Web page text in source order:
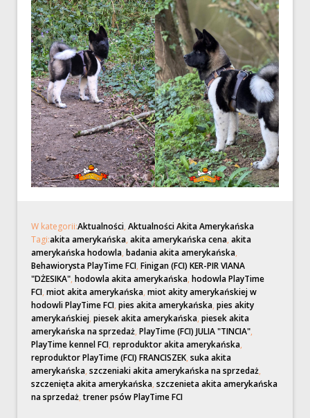
W kategorii:Aktualności,Aktualności Akita Amerykańska
Tagi:akita amerykańska,akita amerykańska cena,akita
amerykańska hodowla,badania akita amerykańska,
Behawiorysta PlayTime FCI,Finigan (FCI) KER-PIR VIANA
"DŻESIKA",hodowla akita amerykańska,hodowla PlayTime
FCI,miot akita amerykańska,miot akity amerykańskiej w
hodowli PlayTime FCI,pies akita amerykańska,pies akity
amerykańskiej,piesek akita amerykańska,piesek akita
amerykańska na sprzedaż,PlayTime (FCI) JULIA "TINCIA",
PlayTime kennel FCI,reproduktor akita amerykańska,
reproduktor PlayTime (FCI) FRANCISZEK,suka akita
amerykańska,szczeniaki akita amerykańska na sprzedaż,
szczenięta akita amerykańska,szczenieta akita amerykańska
na sprzedaż,trener psów PlayTime FCI